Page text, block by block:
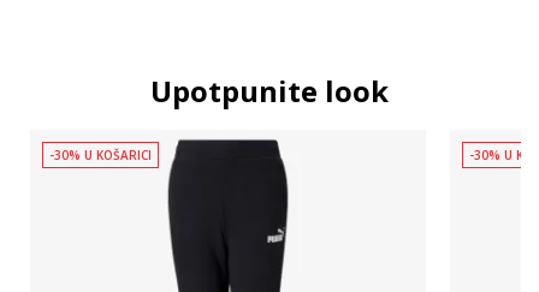
Upotpunite look
-30% U KOŠARICI -30% U